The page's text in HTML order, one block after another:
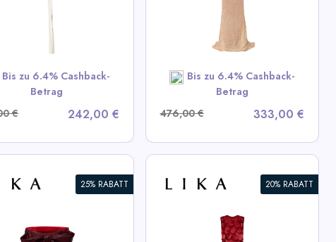
Bis zu 6.4% Cashback-
Betrag
€
242,00 €
Bis zu 6.4% Cashback-
Betrag
476,00 €
333,00 €
View All LIKA Deals
25% RABATT 20% RABATT
Elementen